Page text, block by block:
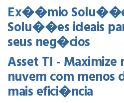
Ex��mio
Solu��es ideais
seus neg�cios
Asset TI - Maximize
nuvem com
mais efici�ncia